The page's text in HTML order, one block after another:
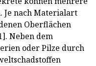
Je nach Materialart
Oberflächen
Neben dem
oder Pilze durch